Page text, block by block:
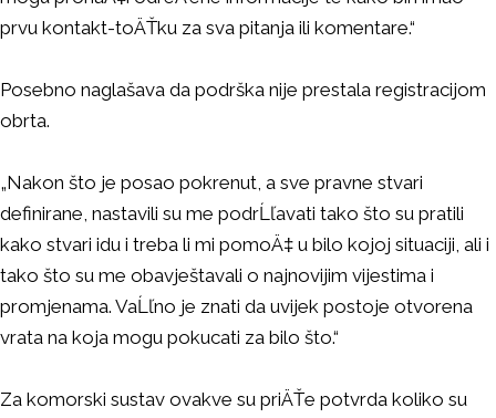
prvu kontakt-toÄŤku za sva pitanja ili komentare.“
Posebno naglašava da podrška nije prestala registracijom
obrta.
„Nakon što je posao pokrenut, a sve pravne stvari
definirane, nastavili su me podrĹľavati tako što su pratili
kako stvari idu i treba li mi pomoÄ‡ u bilo kojoj situaciji, ali i
tako što su me obavještavali o najnovijim vijestima i
promjenama. VaĹľno je znati da uvijek postoje otvorena
vrata na koja mogu pokucati za bilo što.“
Za komorski sustav ovakve su priÄŤe potvrda koliko su